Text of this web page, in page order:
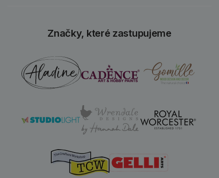
Značky, které zastupujeme